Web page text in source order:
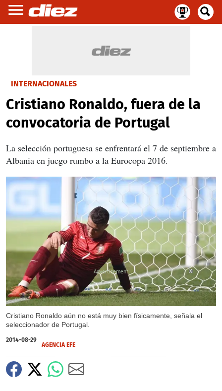
INTERNACIONALES
Cristiano Ronaldo, fuera de la
convocatoria de Portugal
La selección portuguesa se enfrentará el 7 de septiembre a
Albania en juego rumbo a la Eurocopa 2016.
Cristiano Ronaldo aún no está muy bien físicamente, señala el
seleccionador de Portugal.
X
2014-08-29
AGENCIA EFE